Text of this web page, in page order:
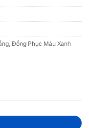
Đồng Phục Màu Xanh